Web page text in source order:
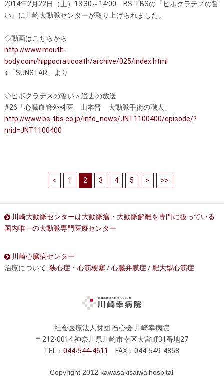
2014年2月22日（土） 13:30 ～ 14:00、BS-TBSの『ヒポクラテスの誓
い』に川崎大動脈センターが取り上げられました。
◇動画はこちらから
http://www.mouth-
body.com/hippocraticoath/archive/025/index.html
※「SUNSTAR」より
◇ヒポクラテスの誓い＞過去の放送
#26「心臓血管外科医 山本晋 大動脈手術の職人」
http://www.bs-tbs.co.jp/info_news/JNT1100400/episode/?
mid=JNT1100400
< 1 2 3 4 5 > >>
川崎大動脈センターは大動脈瘤・大動脈解離を専門に扱っている
国内唯一の大動脈専門医療センター
川崎心臓病センター
治療について: 狭心症・心筋梗塞/心臓弁膜症 / 肥大型心筋症
社会医療法人財団 石心会 川崎幸病院
〒212-0014 神奈川県川崎市幸区大宮町31番地27
TEL：044 544 4611 FAX：044-549-4858
Copyright 2012 kawasakisaiwaihospital